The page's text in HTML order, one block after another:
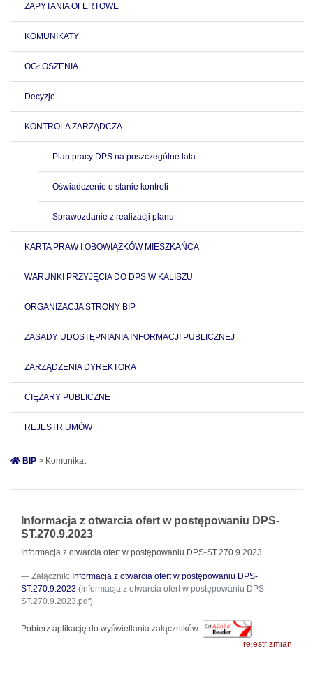
ZAPYTANIA OFERTOWE
KOMUNIKATY
OGŁOSZENIA
Decyzje
KONTROLA ZARZĄDCZA
Plan pracy DPS na poszczególne lata
Oświadczenie o stanie kontroli
Sprawozdanie z realizacji planu
KARTA PRAW I OBOWIĄZKÓW MIESZKAŃCA
WARUNKI PRZYJĘCIA DO DPS W KALISZU
ORGANIZACJA STRONY BIP
ZASADY UDOSTĘPNIANIA INFORMACJI PUBLICZNEJ
ZARZĄDZENIA DYREKTORA
CIĘŻARY PUBLICZNE
REJESTR UMÓW
BIP > Komunikat
Informacja z otwarcia ofert w postępowaniu DPS-
ST.270.9.2023
Informacja z otwarcia ofert w postępowaniu DPS-ST.270.9.2023
Załącznik: Informacja z otwarcia ofert w postępowaniu DPS-
ST.270.9.2023 (Informacja z otwarcia ofert w postępowaniu DPS-
ST.270.9.2023.pdf)
Pobierz aplikację do wyświetlania załączników:
rejestr zmian